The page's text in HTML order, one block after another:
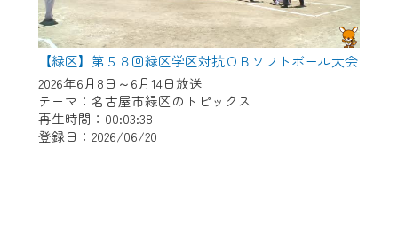
【緑区】第５８回緑区学区対抗ＯＢソフトボール大会
2026年6月8日～6月14日放送
テーマ：名古屋市緑区のトピックス
再生時間：00:03:38
登録日：2026/06/20